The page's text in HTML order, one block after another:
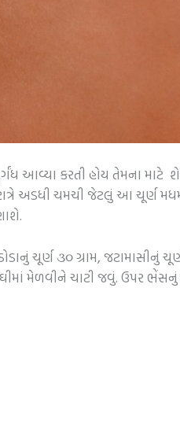
આવ્યા કરતી હોય તેમના માટે
અડધી ચમચી જેટલું આ ચૂર્ણ મધમાં
ચૂર્ણ ૩૦ ગ્રામ, જટામાસીનું
મેળવીને ચાટી જવું. ઉપર ભેંસનું